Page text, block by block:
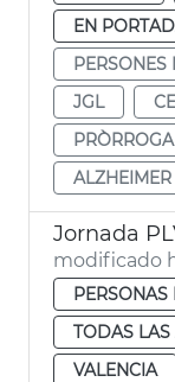
EN
PERSONES
JGL
ALZHEIMER
Jornada
modificado
PERSONAS
TODAS
VALENCIA